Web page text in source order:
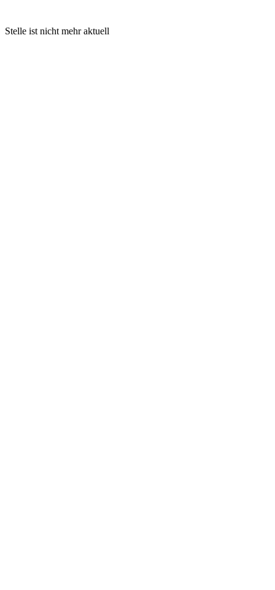
Stelle ist nicht mehr aktuell